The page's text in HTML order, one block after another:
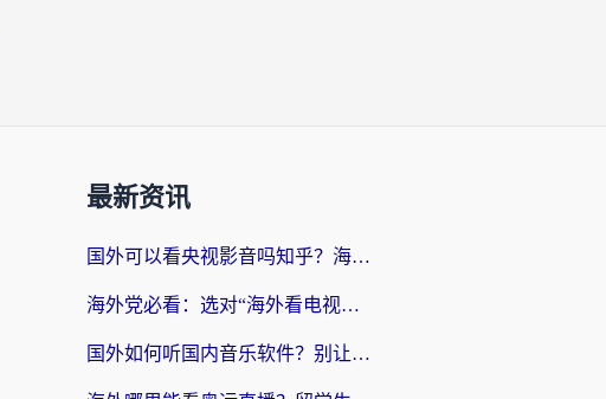
最新资讯
国外可以看央视影音吗知乎？海外党亲测有效的回国加速方案
海外党必看：选对“海外看电视剧软件”，再也不用愁国内剧刷不了
国外如何听国内音乐软件？别让地域限制，断了你的中文歌单